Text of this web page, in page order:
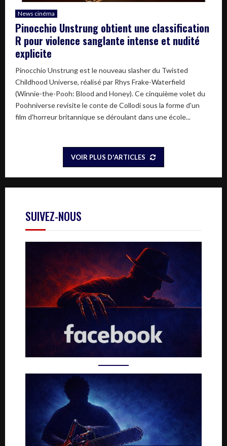
News cinéma
Pinocchio Unstrung obtient une classification
R pour violence sanglante intense et nudité
explicite
Pinocchio Unstrung est le nouveau slasher du Twisted
Childhood Universe, réalisé par Rhys Frake-Waterfield
(Winnie-the-Pooh: Blood and Honey). Ce cinquième volet du
Poohniverse revisite le conte de Collodi sous la forme d'un
film d'horreur britannique se déroulant dans une école...
VOIR PLUS D'ARTICLES
SUIVEZ-NOUS